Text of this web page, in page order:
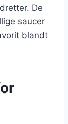
De
saucer
blandt